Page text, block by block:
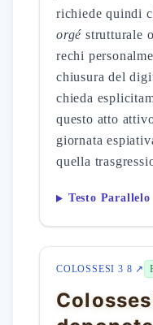
richiede quindi
orgé strutturale
rechi
chiusura del
chieda
questo atto
giornata
quella
Testo Parallelo
COLOSSESI 3 8 ↗